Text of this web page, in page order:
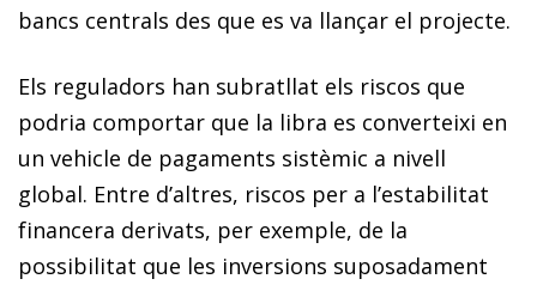
bancs centrals des que es va llançar el projecte.
Els reguladors han subratllat els riscos que
podria comportar que la libra es converteixi en
un vehicle de pagaments sistèmic a nivell
global. Entre d’altres, riscos per a l’estabilitat
financera derivats, per exemple, de la
possibilitat que les inversions suposadament